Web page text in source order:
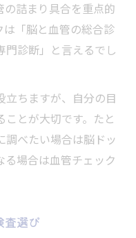
詰まり具合を重点的
「脳と血管の総合診
診断」と言えるでし
立ちますが、自分の目
とが大切です。たと
べたい場合は脳ドッ
場合は血管チェック
査選び